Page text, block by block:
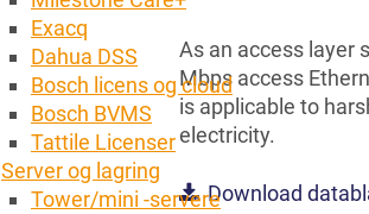
Exacq
Dahua DSS
Bosch licens og cloud
Bosch BVMS
Tattile Licenser
Server og lagring
Tower/mini -servere
As an access layer
Mbps access
is applicable to
electricity.
Download